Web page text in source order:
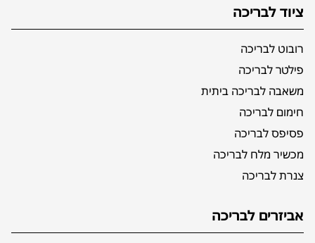
ציוד לבריכה
רובוט לבריכה
פילטר לבריכה
משאבה לבריכה ביתית
חימום לבריכה
פסיפס לבריכה
מכשיר מלח לבריכה
צנרת לבריכה
אביזרים לבריכה